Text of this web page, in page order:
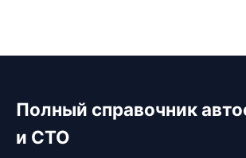
Полный справочник
и СТО